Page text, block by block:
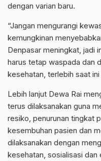
dengan varian baru.
“Jangan mengurangi
kemungkinan
Denpasar meningkat, jadi
harus tetap waspada dan
kesehatan, terlebih saat
Lebih lanjut Dewa Rai
terus dilaksanakan guna
resiko, penurunan tingkat
kesembuhan pasien dan
dilaksanakan dengan
kesehatan, sosialisasi